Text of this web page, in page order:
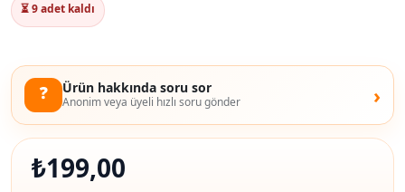
⏳ 9 adet kaldı
❓ Ürün hakkında soru sor
Anonim veya üyeli hızlı soru gönder ›
₺199,00